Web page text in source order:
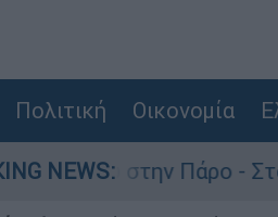
Πολιτική Οικονομία
NEWS:
στην Πάρο - Στο